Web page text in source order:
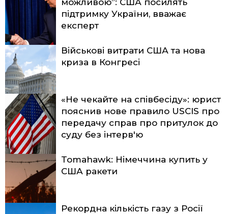
підтримку України, вважає
експерт
Військові витрати США та нова
криза в Конгресі
«Не чекайте на співбесіду»: юрист
пояснив нове правило USCIS про
передачу справ про притулок до
суду без інтерв'ю
Tomahawk: Німеччина купить у
США ракети
Рекордна кількість газу з Росії